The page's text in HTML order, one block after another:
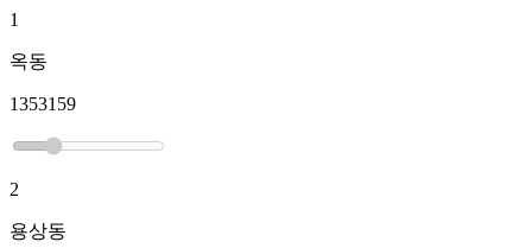
1
옥동
1353159
2
용상동